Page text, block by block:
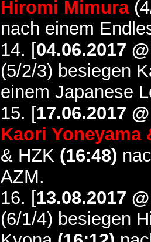
Hiromi Mimura
nach einem
14. [04.06.2017
(5/2/3) besiegen
einem Japanese
15. [17.06.2017
Kaori Yoneyama
& HZK (16:48)
AZM.
16. [13.08.2017
(6/1/4) besiegen